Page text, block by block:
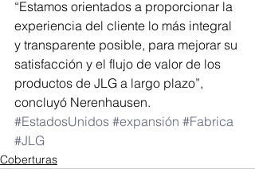
“Estamos orientados a proporcionar la
experiencia del cliente lo más integral
y transparente posible, para mejorar su
satisfacción y el flujo de valor de los
productos de JLG a largo plazo”,
concluyó Nerenhausen.
#EstadosUnidos #expansión #Fabrica
#JLG
Coberturas